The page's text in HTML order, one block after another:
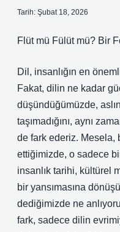
Tarih: Şubat 18, 2026
Flüt mü Fülüt mü? Bir
Dil, insanlığın en
Fakat, dilin ne kadar
düşündüğümüzde,
taşımadığını, aynı
de fark ederiz. Mesela,
ettiğimizde, o sadece
insanlık tarihi, kültürel
bir yansımasına
dediğimizde ne
fark, sadece dilin